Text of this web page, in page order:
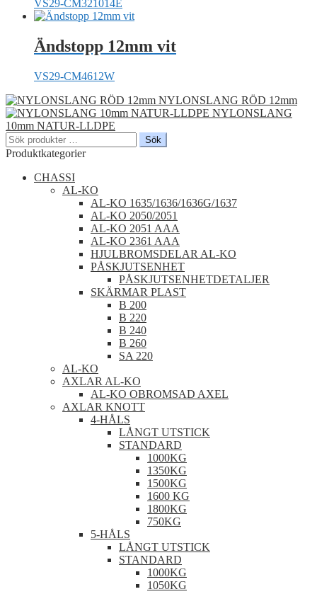
VS29-CM321014E
Ändstopp 12mm vit
VS29-CM4612W
NYLONSLANG RÖD 12mm
NYLONSLANG
10mm NATUR-LLDPE
Sök
efter:
Sök
Produktkategorier
CHASSI
AL-KO
AL-KO 1635/1636/1636G/1637
AL-KO 2050/2051
AL-KO 2051 AAA
AL-KO 2361 AAA
HJULBROMSDELAR AL-KO
PÅSKJUTSENHET
PÅSKJUTSENHETDETALJER
SKÄRMAR PLAST
B 200
B 220
B 240
B 260
SA 220
AL-KO
AXLAR AL-KO
AL-KO OBROMSAD AXEL
AXLAR KNOTT
4-HÅLS
LÅNGT UTSTICK
STANDARD
1000KG
1350KG
1500KG
1600 KG
1800KG
750KG
5-HÅLS
LÅNGT UTSTICK
STANDARD
1000KG
1050KG